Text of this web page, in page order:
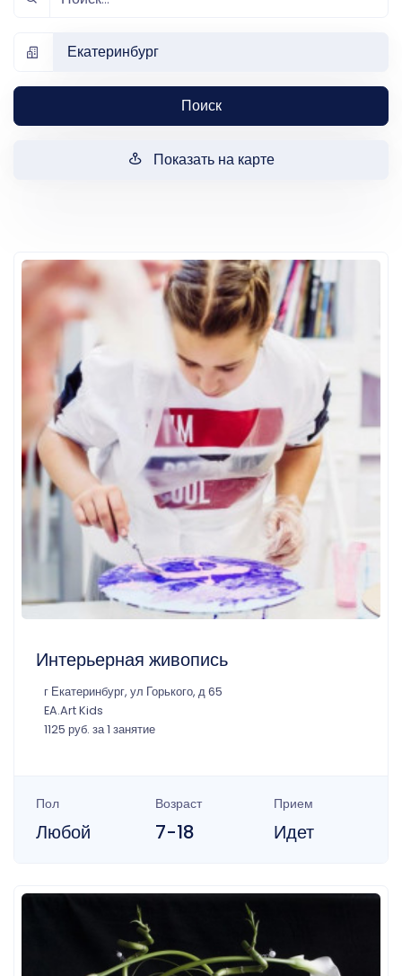
Екатеринбург
Поиск
Показать на карте
Интерьерная живопись
г Екатеринбург, ул Горького, д 65
EA.Art Kids
1125 руб. за 1 занятие
Пол
Любой
Возраст
7-18
Прием
Идет